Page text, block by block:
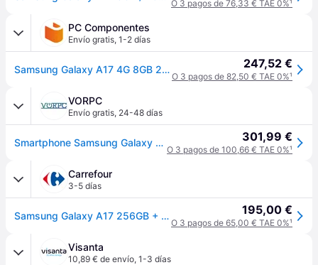
O 3 pagos de 76,33 € TAE 0%¹
PC Componentes
Envío gratis, 1-2 días
Samsung Galaxy A17 4G 8GB 256GB 6.7" Negro Version Internacional 247,52 €
O 3 pagos de 82,50 € TAE 0%¹
VORPC
Envío gratis, 24-48 días
Smartphone Samsung Galaxy A17 8GB/ 256GB/ 6.7"/ Negro 301,99 €
O 3 pagos de 100,66 € TAE 0%¹
Carrefour
3-5 días
Samsung Galaxy A17 256GB + 8GB RAM - Negro 195,00 €
O 3 pagos de 65,00 € TAE 0%¹
Visanta
10,89 € de envío, 1-3 días